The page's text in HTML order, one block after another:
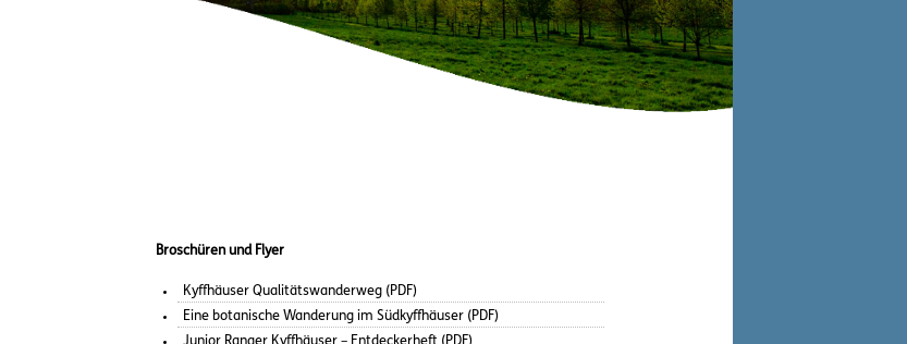
Broschüren und Flyer
Kyffhäuser Qualitätswanderweg (PDF)
Eine botanische Wanderung im Südkyffhäuser (PDF)
Junior Ranger Kyffhäuser – Entdeckerheft (PDF)